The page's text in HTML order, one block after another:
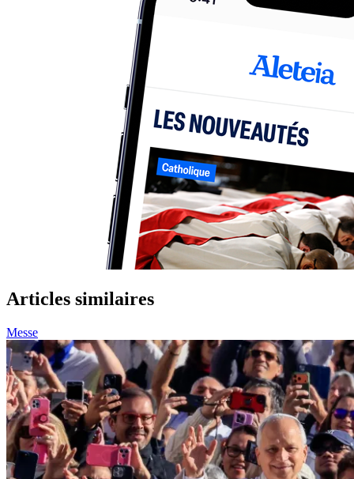
Articles similaires
Messe